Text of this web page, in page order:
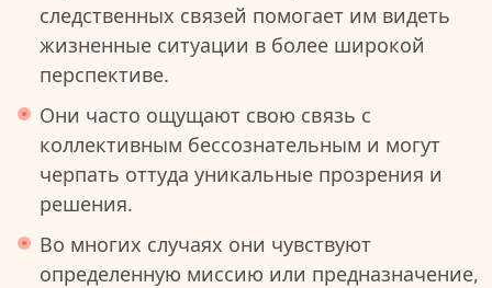
следственных связей помогает им видеть
жизненные ситуации в более широкой
перспективе.
Они часто ощущают свою связь с
коллективным бессознательным и могут
черпать оттуда уникальные прозрения и
решения.
Во многих случаях они чувствуют
определенную миссию или предназначение,